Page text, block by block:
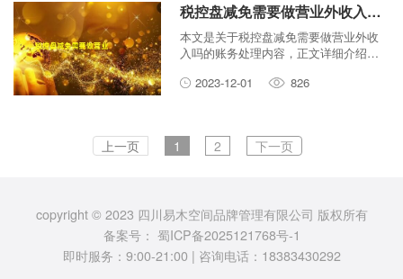
税控盘减免需要做营业外收入吗_税盘减免税算营业外收入吗
本文是关于税控盘减免需要做营业外收
入吗的账务处理内容，正文详细介绍了
需要做营业外收入吗的相关财税知识，
2023-12-01 826
上一页 1 2 下一页
copyright © 2023 四川易木空间品牌管理有限公司 版权所有
备案号： 蜀ICP备2025121768号-1
即时服务：9:00-21:00 | 咨询电话：18383430292